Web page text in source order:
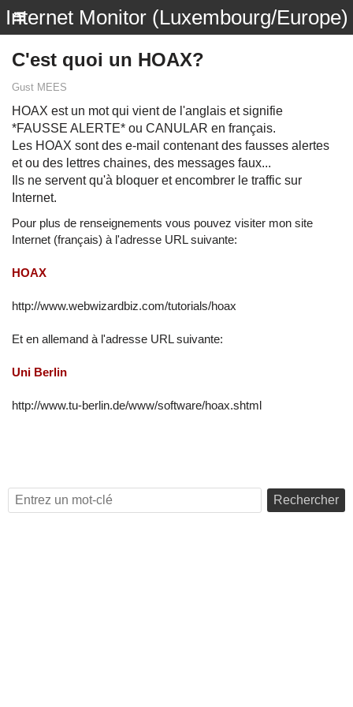
Internet Monitor (Luxembourg/Europe)
C'est quoi un HOAX?
Gust MEES
HOAX est un mot qui vient de l'anglais et signifie
*FAUSSE ALERTE* ou CANULAR en français.
Les HOAX sont des e-mail contenant des fausses alertes
et ou des lettres chaines, des messages faux...
Ils ne servent qu'à bloquer et encombrer le traffic sur
Internet.
Pour plus de renseignements vous pouvez visiter mon site
Internet (français) à l'adresse URL suivante:
HOAX
http://www.webwizardbiz.com/tutorials/hoax
Et en allemand à l'adresse URL suivante:
Uni Berlin
http://www.tu-berlin.de/www/software/hoax.shtml
Rechercher